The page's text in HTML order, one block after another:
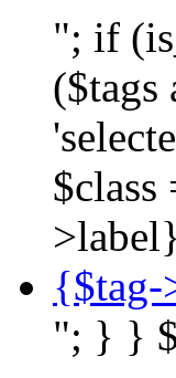
"; if
"; } }